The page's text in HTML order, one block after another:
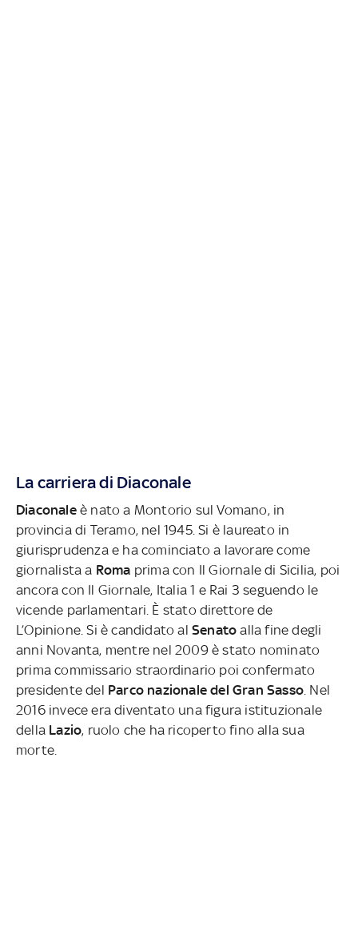
La carriera di Diaconale
Diaconaleè nato a Montorio sul Vomano, in
provincia di Teramo, nel 1945. Si è laureato in
giurisprudenza e ha cominciato a lavorare come
giornalista a Roma prima con Il Giornale di Sicilia, poi
ancora con Il Giornale, Italia 1 e Rai 3 seguendo le
vicende parlamentari. È stato direttore de
L’Opinione. Si è candidato al Senato alla fine degli
anni Novanta, mentre nel 2009 è stato nominato
prima commissario straordinario poi confermato
presidente del Parco nazionale del Gran Sasso . Nel
2016 invece era diventato una figura istituzionale
della Lazio, ruolo che ha ricoperto fino alla sua
morte.